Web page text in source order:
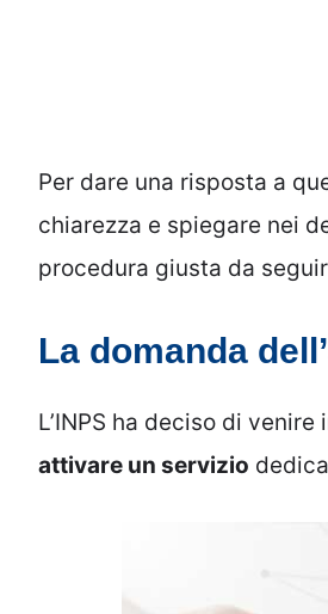
Per dare una risposta a
chiarezza e spiegare nei
procedura giusta da
La domanda
L’INPS ha deciso di
attivare un servizio